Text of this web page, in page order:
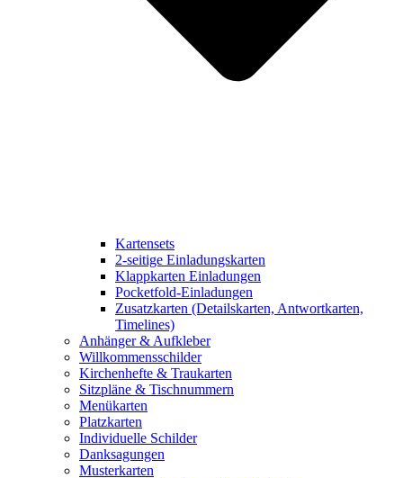
Kartensets
2-seitige Einladungskarten
Klappkarten Einladungen
Pocketfold-Einladungen
Zusatzkarten (Detailskarten, Antwortkarten,
Timelines)
Anhänger & Aufkleber
Willkommensschilder
Kirchenhefte & Traukarten
Sitzpläne & Tischnummern
Menükarten
Platzkarten
Individuelle Schilder
Danksagungen
Musterkarten